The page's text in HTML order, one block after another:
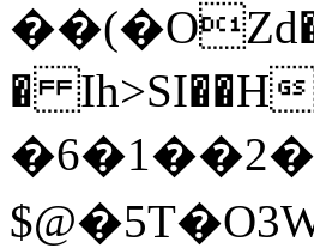
� Ih>SI��H